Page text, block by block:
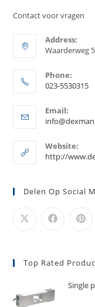
Contact voor vragen
Address:
Waarderweg
Phone:
023-5530315
in
je
toepassing
Email:
Website:
http://
Delen Op Social
Top Rated
Single